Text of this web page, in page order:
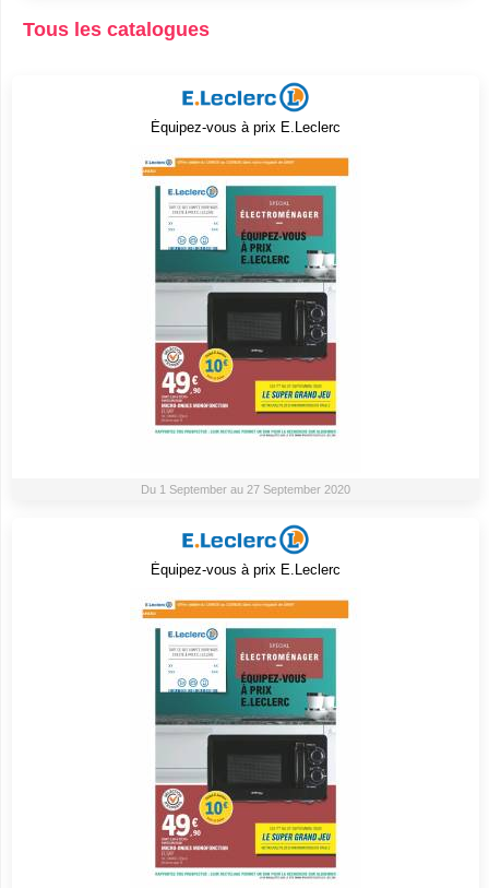
Tous les catalogues
Équipez-vous à prix E.Leclerc
Du 1 September au 27 September 2020
Équipez-vous à prix E.Leclerc